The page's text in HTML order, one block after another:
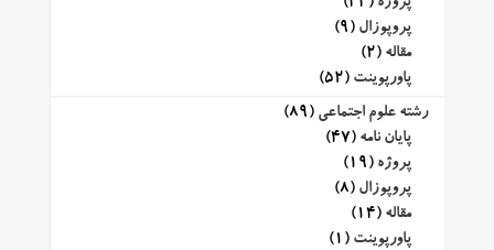
پروپوزال (9)
مقاله (2)
پاورپوینت (52)
رشته علوم اجتماعی (89)
پایان نامه (47)
پروژه (19)
پروپوزال (8)
مقاله (14)
پاورپوینت (1)